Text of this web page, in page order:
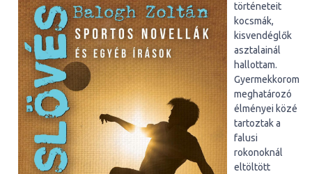
történeteit
kocsmák,
kisvendéglők
asztalainál
hallottam.
Gyermekkorom
meghatározó
élményei közé
tartoztak a
falusi
rokonoknál
eltöltött